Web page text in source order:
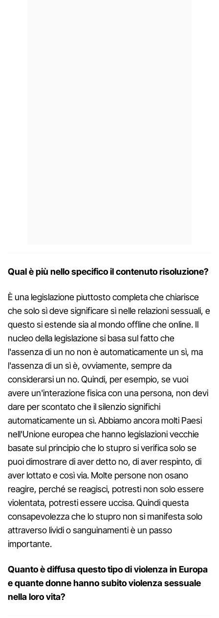
Qual è più nello specifico il contenuto risoluzione?
È una legislazione piuttosto completa che chiarisce
che solo sì deve significare sì nelle relazioni sessuali, e
questo si estende sia al mondo offline che online. Il
nucleo della legislazione si basa sul fatto che
l'assenza di un no non è automaticamente un sì, ma
l'assenza di un sì è, ovviamente, sempre da
considerarsi un no. Quindi, per esempio, se vuoi
avere un'interazione fisica con una persona, non devi
dare per scontato che il silenzio significhi
automaticamente un sì. Abbiamo ancora molti Paesi
nell'Unione europea che hanno legislazioni vecchie
basate sul principio che lo stupro si verifica solo se
puoi dimostrare di aver detto no, di aver respinto, di
aver lottato e così via. Molte persone non osano
reagire, perché se reagisci, potresti non solo essere
violentata, potresti essere uccisa. Quindi questa
consapevolezza che lo stupro non si manifesta solo
attraverso lividi o sanguinamenti è un passo
importante.
Quanto è diffusa questo tipo di violenza in Europa
e quante donne hanno subito violenza sessuale
nella loro vita?